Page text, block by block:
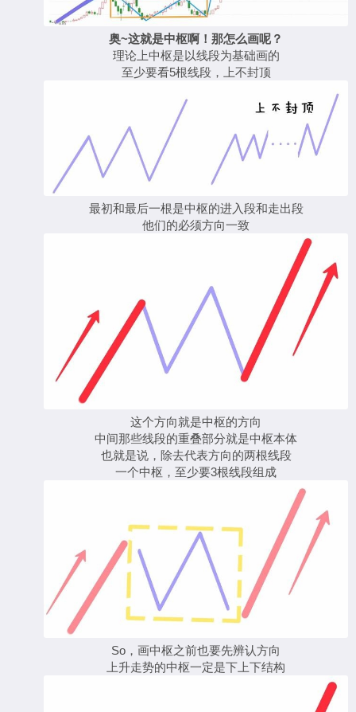
奥~这就是中枢啊！那怎么画呢？
理论上中枢是以线段为基础画的
至少要看5根线段，上不封顶
最初和最后一根是中枢的进入段和走出段
他们的必须方向一致
这个方向就是中枢的方向
中间那些线段的重叠部分就是中枢本体
也就是说，除去代表方向的两根线段
一个中枢，至少要3根线段组成
So，画中枢之前也要先辨认方向
上升走势的中枢一定是下上下结构